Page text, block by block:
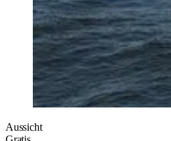
Aussicht